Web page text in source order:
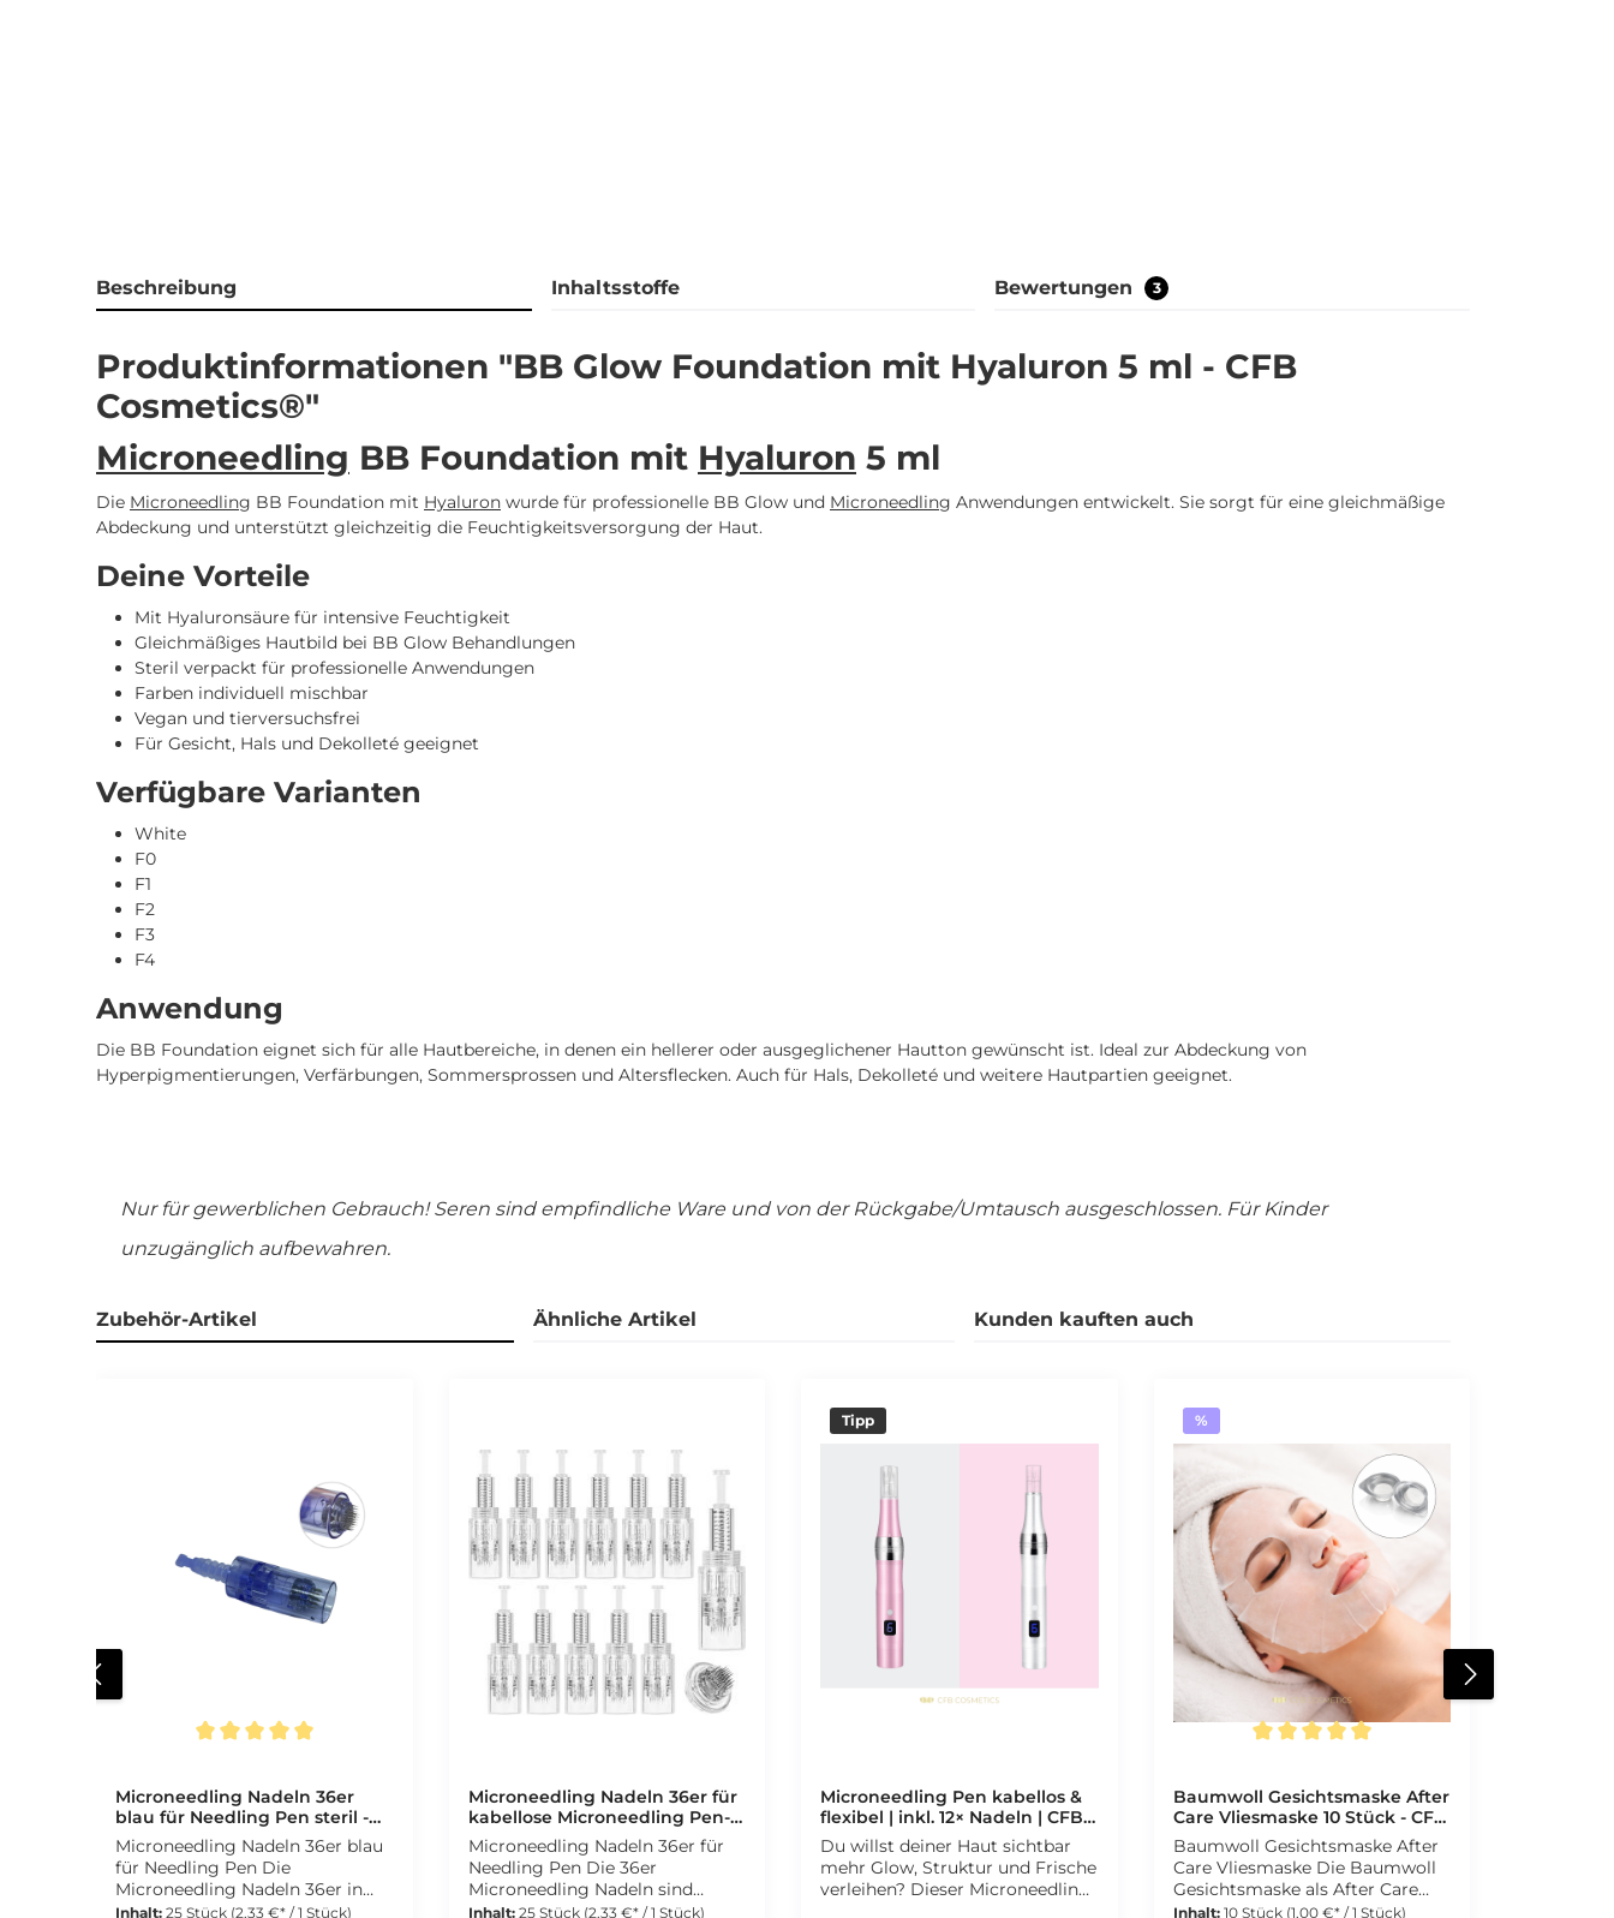
Beschreibung Inhaltsstoffe Bewertungen 3
Produktinformationen "BB Glow Foundation mit Hyaluron 5 ml - CFB
Cosmetics®"
Microneedling BB Foundation mit Hyaluron 5 ml
Die Microneedling BB Foundation mit Hyaluron wurde für professionelle BB Glow und Microneedling Anwendungen entwickelt. Sie sorgt für eine gleichmäßige
Abdeckung und unterstützt gleichzeitig die Feuchtigkeitsversorgung der Haut.
Deine Vorteile
Mit Hyaluronsäure für intensive Feuchtigkeit
Gleichmäßiges Hautbild bei BB Glow Behandlungen
Steril verpackt für professionelle Anwendungen
Farben individuell mischbar
Vegan und tierversuchsfrei
Für Gesicht, Hals und Dekolleté geeignet
Verfügbare Varianten
White
F0
F1
F2
F3
F4
Anwendung
Die BB Foundation eignet sich für alle Hautbereiche, in denen ein hellerer oder ausgeglichener Hautton gewünscht ist. Ideal zur Abdeckung von
Hyperpigmentierungen, Verfärbungen, Sommersprossen und Altersflecken. Auch für Hals, Dekolleté und weitere Hautpartien geeignet.
Nur für gewerblichen Gebrauch! Seren sind empfindliche Ware und von der Rückgabe/Umtausch ausgeschlossen. Für Kinder
unzugänglich aufbewahren.
Zubehör-Artikel Ähnliche Artikel Kunden kauften auch
Microneedling Nadeln 36er
blau für Needling Pen steril -
CFB Cosmetics®
Microneedling Nadeln 36er blau
für Needling Pen Die
Microneedling Nadeln 36er in
Blau eignen sich ideal für
Inhalt: 25 Stück (2,33 €* / 1 Stück)
Microneedling Nadeln 36er für
kabellose Microneedling Pen-
steril - CFB Cosmetics®
Microneedling Nadeln 36er für
Needling Pen Die 36er
Microneedling Nadeln sind
kompatibel mit unserem
Inhalt: 25 Stück (2,33 €* / 1 Stück)
Tipp
Microneedling Pen kabellos &
flexibel | inkl. 12× Nadeln | CFB
Cosmetics®
Du willst deiner Haut sichtbar
mehr Glow, Struktur und Frische
verleihen? Dieser Microneedling
%
Baumwoll Gesichtsmaske After
Care Vliesmaske 10 Stück - CFB
Cosmetics®
Baumwoll Gesichtsmaske After
Care Vliesmaske Die Baumwoll
Gesichtsmaske als After Care
Vliesmaske eignet sich ideal für
Inhalt: 10 Stück (1,00 €* / 1 Stück)